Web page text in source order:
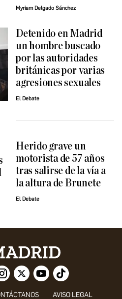
Myriam Delgado Sánchez
Detenido en Madrid
un hombre buscado
por las autoridades
británicas por varias
agresiones sexuales
El Debate
Herido grave un
motorista de 57 años
tras salirse de la vía a
la altura de Brunete
El Debate
AVISO LEGAL